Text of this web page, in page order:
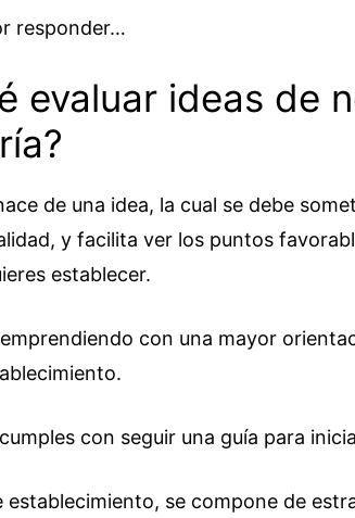
responder…
evaluar ideas de
de una idea, la cual se debe
y facilita ver los puntos
establecer.
con una mayor
con seguir una guía para
establecimiento, se compone de